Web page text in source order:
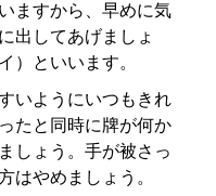
ますから、早めに気
出してあげましょ
）といいます。
いようにいつもきれ
たと同時に牌が何か
しょう。手が被さっ
はやめましょう。